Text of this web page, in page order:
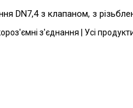
DN7,4 з клапаном, з
з'єднання | Усі